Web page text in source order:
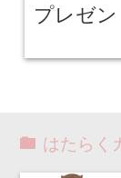
プレゼ
はたらく